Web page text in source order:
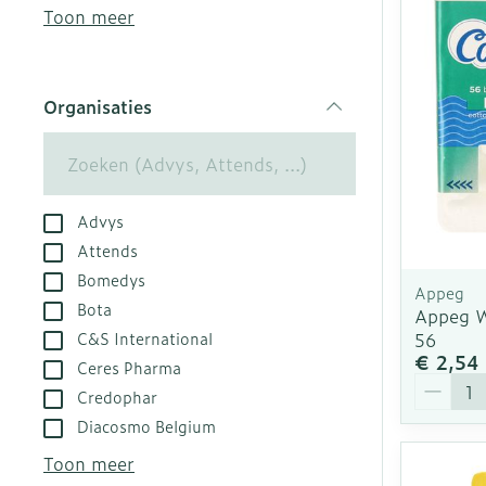
Eksteroog -
Toon meer
Deodorant
Aerosol
Spuiten
Oplossing
Naalden
Naalden voor
- pennaalden
Creme, gel
Spieren en
Infecties
Luizen
Diagnostica
Toon meer
Organisaties
filter
Advys
Attends
Bomedys
Bota
C&S International
Ceres Pharma
Credophar
Diacosmo Belgium
Toon meer
Appeg
Appeg
56
€ 2,54
Aantal